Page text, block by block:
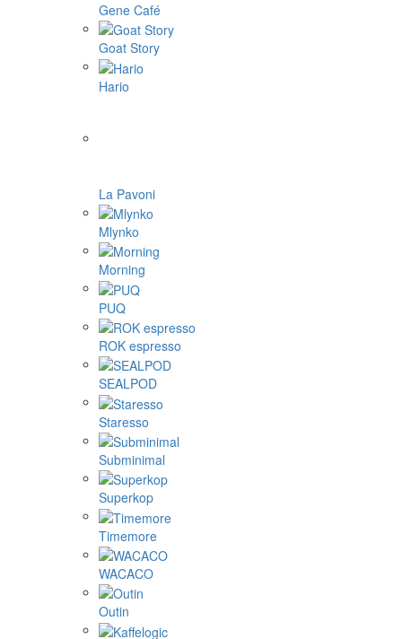
Gene Café
Goat Story
Hario
La Pavoni
Mlynko
Morning
PUQ
ROK espresso
SEALPOD
Staresso
Subminimal
Superkop
Timemore
WACACO
Outin